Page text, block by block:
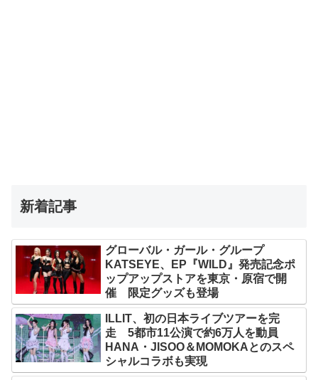
新着記事
グローバル・ガール・グループ
KATSEYE、EP『WILD』発売記念ポ
ップアップストアを東京・原宿で開
催 限定グッズも登場
ILLIT、初の日本ライブツアーを完
走 5都市11公演で約6万人を動員
HANA・JISOO＆MOMOKAとのスペ
シャルコラボも実現